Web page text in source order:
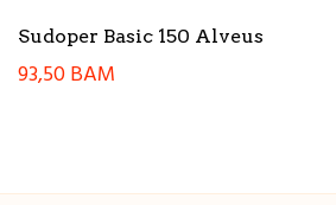
Sudoper Basic 150 Alveus
93,50BAM